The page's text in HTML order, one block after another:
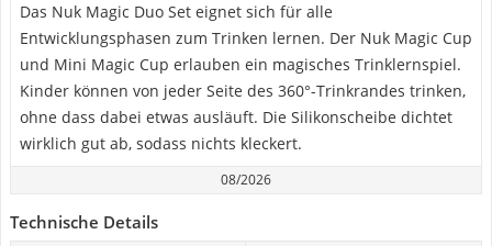
Das Nuk Magic Duo Set eignet sich für alle
Entwicklungsphasen zum Trinken lernen. Der Nuk Magic Cup
und Mini Magic Cup erlauben ein magisches Trinklernspiel.
Kinder können von jeder Seite des 360°-Trinkrandes trinken,
ohne dass dabei etwas ausläuft. Die Silikonscheibe dichtet
wirklich gut ab, sodass nichts kleckert.
08/2026
Technische Details